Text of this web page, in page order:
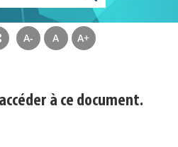
A- A A+
à ce document.